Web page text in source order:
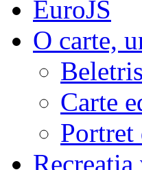
EuroJS
O carte,
Carte